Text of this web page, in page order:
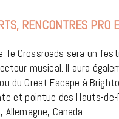
RENCONTRES PRO
le Crossroads sera un
musical. Il aura
du Great Escape à
et pointue des Hauts-
Allemagne, Canada …